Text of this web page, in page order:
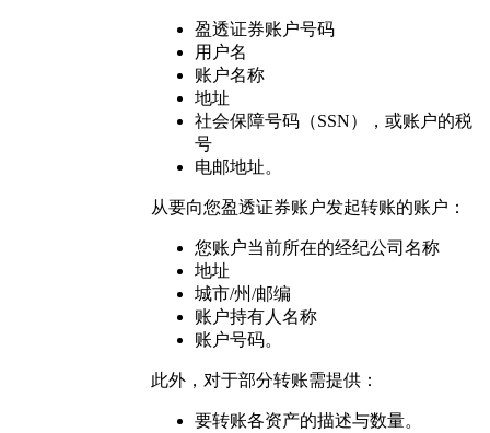
盈透证券账户号码
用户名
账户名称
地址
社会保障号码（SSN），或账户的税
号
电邮地址。
从要向您盈透证券账户发起转账的账户：
您账户当前所在的经纪公司名称
地址
城市/州/邮编
账户持有人名称
账户号码。
此外，对于部分转账需提供：
要转账各资产的描述与数量。